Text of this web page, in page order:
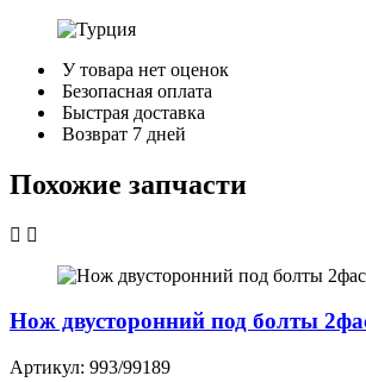
У товара нет оценок
Безопасная оплата
Быстрая доставка
Возврат 7 дней
Похожие запчасти
Нож двусторонний под болты
Артикул: 993/99189